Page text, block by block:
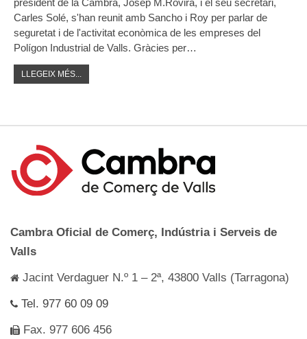
Carles Solé, s'han reunit amb Sancho i Roy per parlar de
seguretat i de l'activitat econòmica de les empreses del
Polígon Industrial de Valls. Gràcies per…
LLEGEIX MÉS...
Cambra Oficial de Comerç, Indústria i Serveis de
Valls
Jacint Verdaguer N.º 1 – 2ª, 43800 Valls (Tarragona)
Tel. 977 60 09 09
Fax. 977 606 456